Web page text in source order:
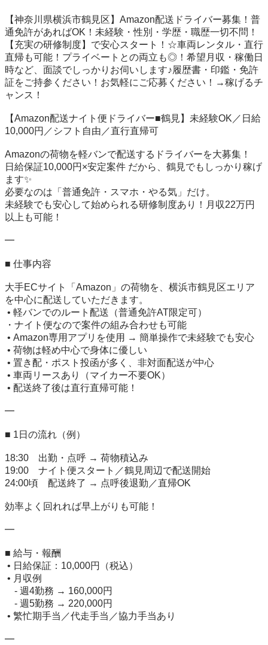
【神奈川県横浜市鶴見区】Amazon配送ドライバー募集！普
通免許があればOK！未経験・性別・学歴・職歴一切不問！
【充実の研修制度】で安心スタート！☆車両レンタル・直行
直帰も可能！プライベートとの両立も◎！希望月収・稼働日
時など、面談でしっかりお伺いします♪履歴書・印鑑・免許
証をご持参ください！お気軽にご応募ください！→稼げるチ
ャンス！
【Amazon配送ナイト便ドライバー■鶴見】未経験OK／日給
10,000円／シフト自由／直行直帰可
Amazonの荷物を軽バンで配送するドライバーを大募集！
日給保証10,000円×安定案件 だから、鶴見でもしっかり稼げ
ます✨
必要なのは「普通免許・スマホ・やる気」だけ。
未経験でも安心して始められる研修制度あり！月収22万円
以上も可能！
━
■ 仕事内容
大手ECサイト「Amazon」の荷物を、横浜市鶴見区エリア
を中心に配送していただきます。
・ナイト便なので案件の組み合わせも可能
━
■ 1日の流れ（例）
18:30　出勤・点呼 → 荷物積込み
19:00　ナイト便スタート／鶴見周辺で配送開始
24:00頃　配送終了 → 点呼後退勤／直帰OK
効率よく回れれば早上がりも可能！
━
■ 給与・報酬
- 週4勤務 → 160,000円
- 週5勤務 → 220,000円
━